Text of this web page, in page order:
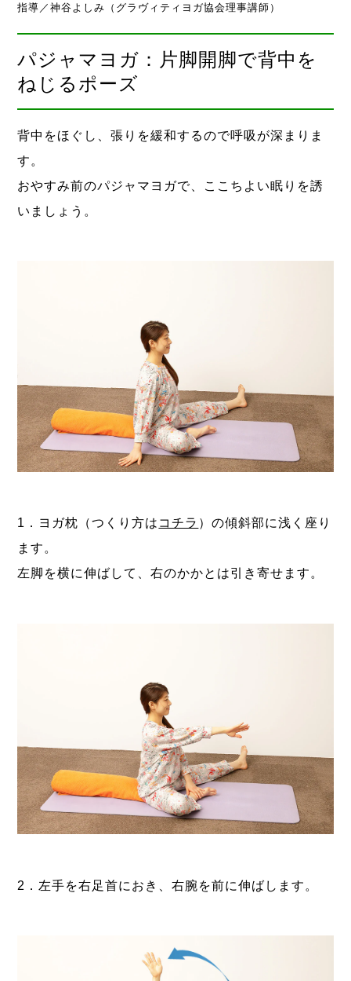
指導／神谷よしみ（グラヴィティヨガ協会理事講師）
パジャマヨガ：片脚開脚で背中を
ねじるポーズ
背中をほぐし、張りを緩和するので呼吸が深まりま
す。
おやすみ前のパジャマヨガで、ここちよい眠りを誘
いましょう。
1．ヨガ枕（つくり方は コチラ ）の傾斜部に浅く座り
ます。
左脚を横に伸ばして、右のかかとは引き寄せます。
2．左手を右足首におき、右腕を前に伸ばします。